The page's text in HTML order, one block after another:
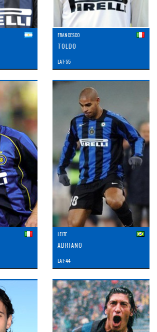
FRANCESCO
TOLDO
LAT: 55
LEITE
ADRIANO
LAT: 44